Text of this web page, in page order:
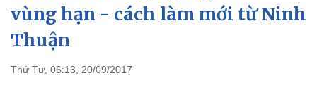
Đảng
Tổ chức nhân sự
Quốc hội
Nhận diện sự thật
Tin 24h
Dự báo thời tiết
vùng hạn - cách làm mới từ Ninh
Thuận
Thứ Tư, 06:13, 20/09/2017